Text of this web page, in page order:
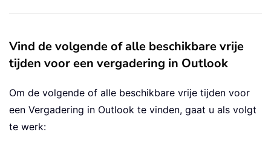
Vind de volgende of alle beschikbare vrije
tijden voor een vergadering in Outlook
Om de volgende of alle beschikbare vrije tijden voor
een Vergadering in Outlook te vinden, gaat u als volgt
te werk: